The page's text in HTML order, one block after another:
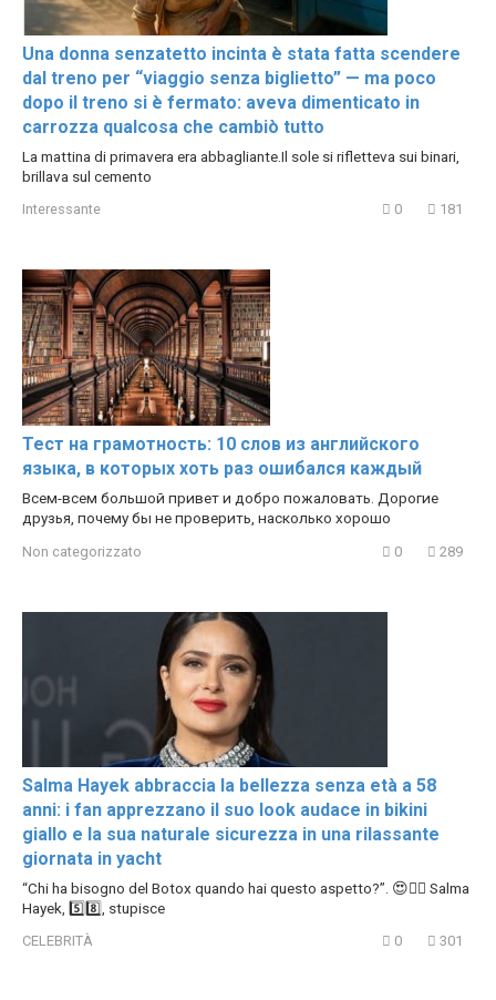
Una donna senzatetto incinta è stata fatta scendere
dal treno per “viaggio senza biglietto” — ma poco
dopo il treno si è fermato: aveva dimenticato in
carrozza qualcosa che cambiò tutto
La mattina di primavera era abbagliante.Il sole si rifletteva sui binari,
brillava sul cemento
Interessante 0 181
Тест на грамотность: 10 слов из английского
языка, в которых хоть раз ошибался каждый
Всем-всем большой привет и добро пожаловать. Дорогие
друзья, почему бы не проверить, насколько хорошо
Non categorizzato 0 289
Salma Hayek abbraccia la bellezza senza età a 58
anni: i fan apprezzano il suo look audace in bikini
giallo e la sua naturale sicurezza in una rilassante
giornata in yacht
“Chi ha bisogno del Botox quando hai questo aspetto?”. 😍❤️‍🔥 Salma
Hayek, 5️⃣8️⃣, stupisce
CELEBRITÀ 0 301